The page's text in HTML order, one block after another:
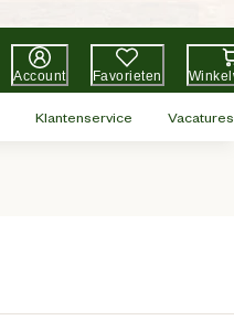
Account Favorieten
Klantenservice Vacatures